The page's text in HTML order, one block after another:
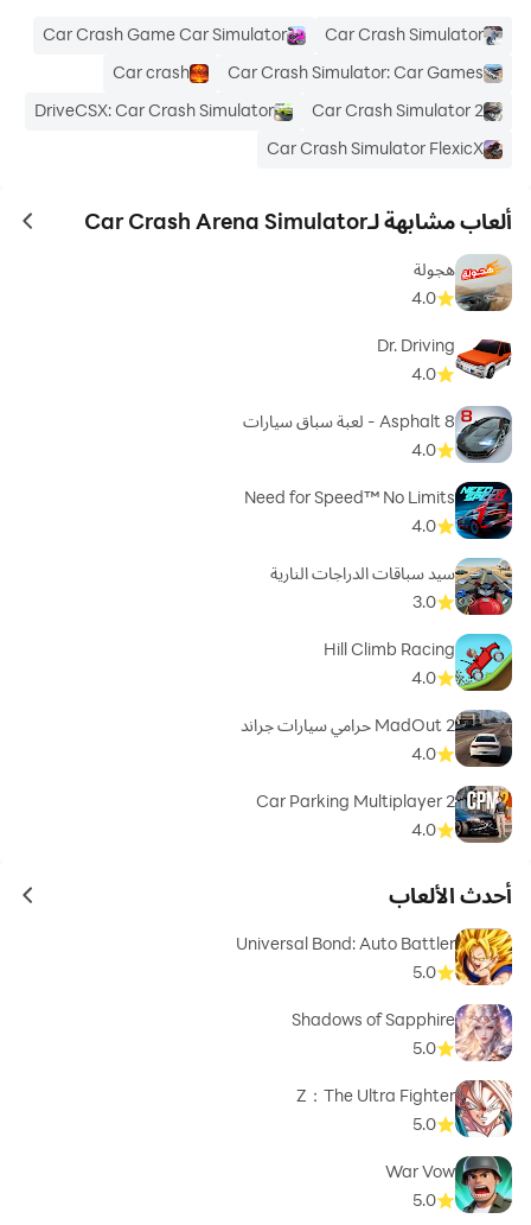
Car Crash Simulator
Car Crash Game Car Simulator
Car Crash Simulator: Car Games
Car crash
Car Crash Simulator 2
DriveCSX: Car Crash Simulator
Car Crash Simulator FlexicX
ألعاب مشابهة لـCar Crash Arena Simulator
هجولة
4.0
Dr. Driving
4.0
Asphalt 8 - لعبة سباق سيارات
4.0
Need for Speed™ No Limits
4.0
سيد سباقات الدراجات النارية
3.0
Hill Climb Racing
4.0
MadOut 2 حرامي سيارات جراند
4.0
Car Parking Multiplayer 2
4.0
أحدث الألعاب
Universal Bond: Auto Battler
5.0
Shadows of Sapphire
5.0
Z：The Ultra Fighter
5.0
War Vow
5.0